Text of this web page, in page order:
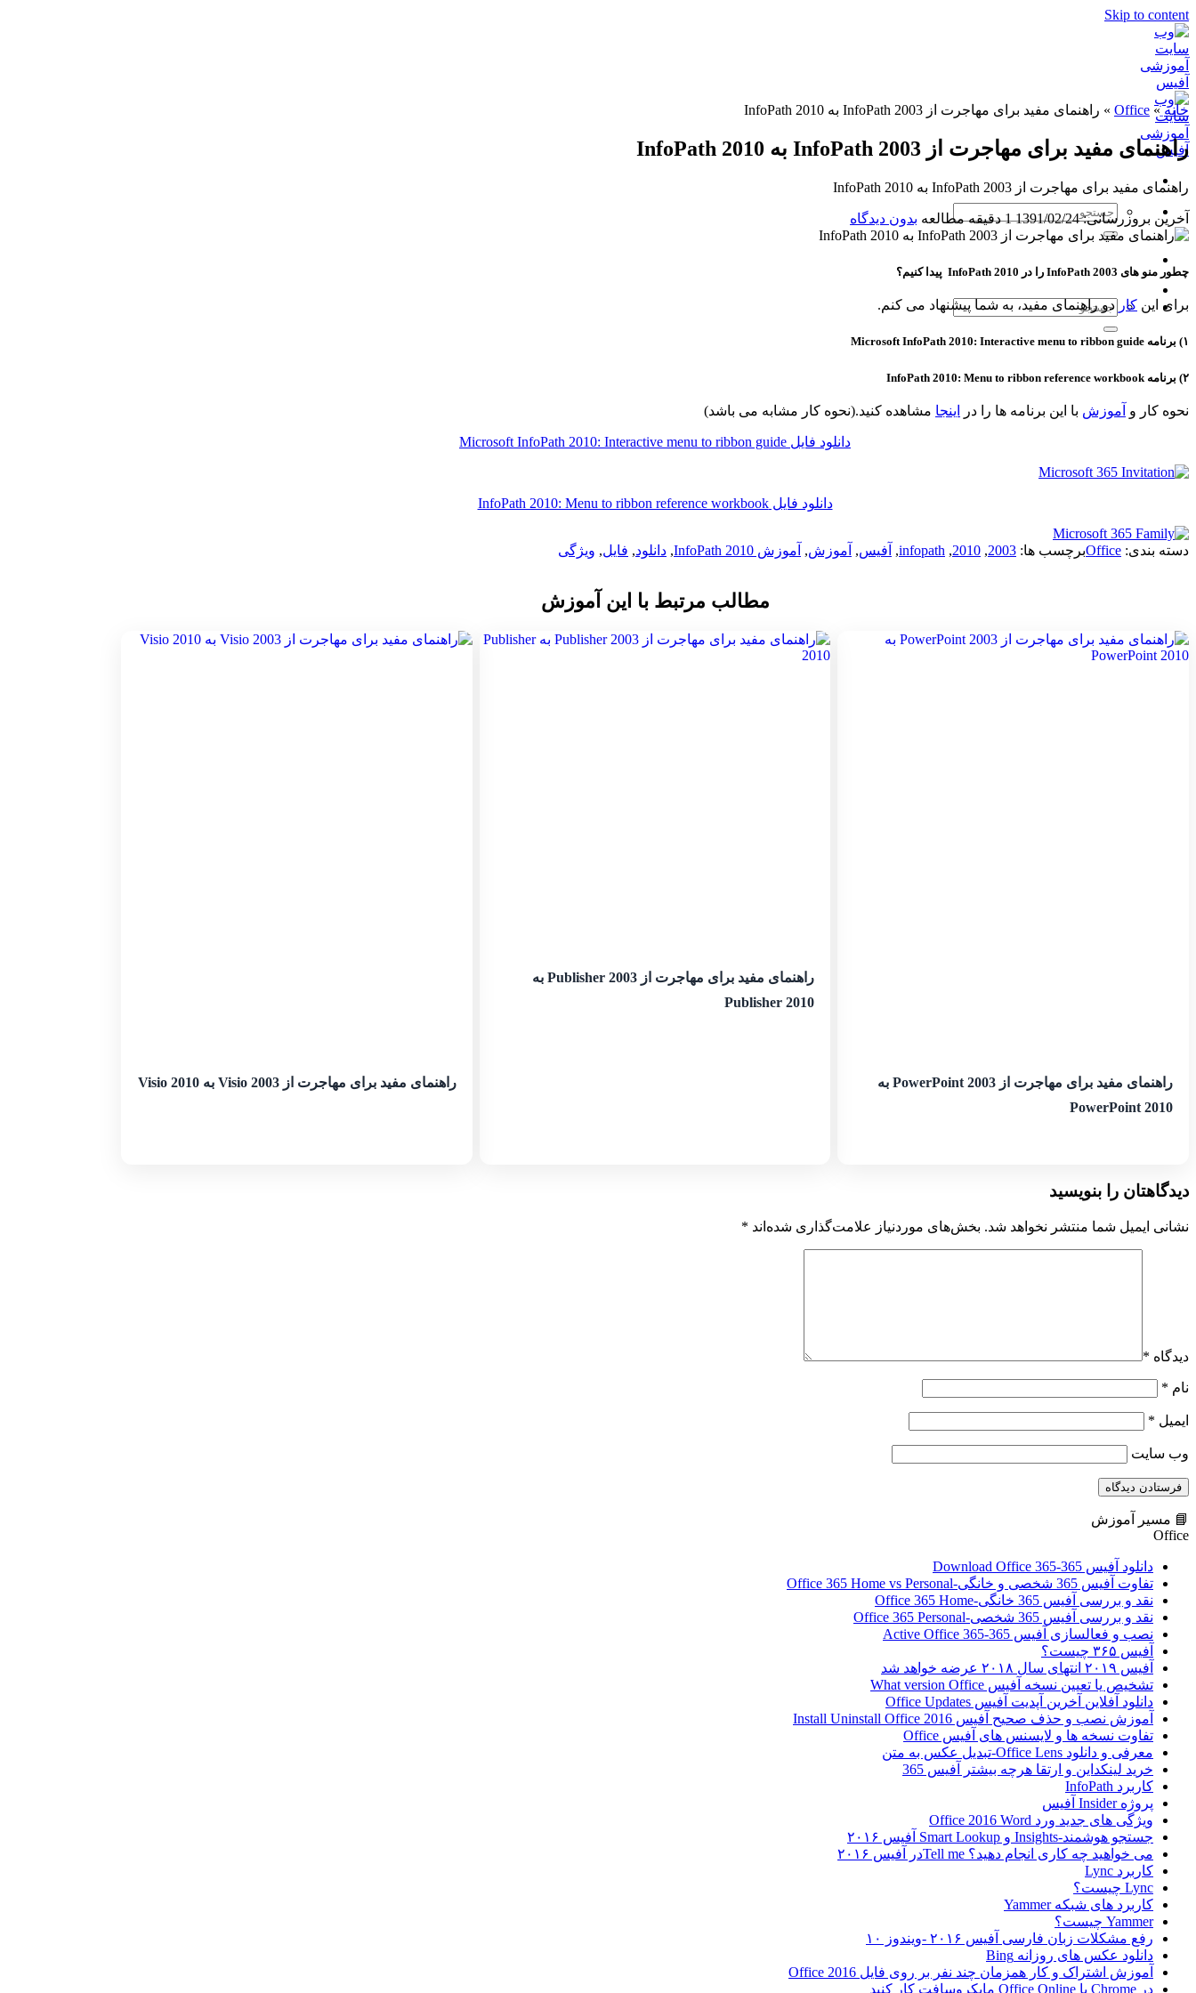
Skip to content
خانه»
Office
» راهنمای مفید برای مهاجرت از InfoPath 2003 به InfoPath 2010
راهنمای مفید برای مهاجرت از InfoPath 2003 به InfoPath 2010
راهنمای مفید برای مهاجرت از InfoPath 2003 به InfoPath 2010
آخرین بروزرسانی: 1391/02/24 1 دقیقه مطالعه بدون دیدگاه
چطور منو های InfoPath 2003 را در InfoPath 2010 پیدا کنیم؟
برای این کار دو راهنمای مفید، به شما پیشنهاد می کنم.
۱) برنامه Microsoft InfoPath 2010: Interactive menu to ribbon guide
۲) برنامه InfoPath 2010: Menu to ribbon reference workbook
نحوه کار و آموزش با این برنامه ها را در اینجا مشاهده کنید.(نحوه کار مشابه می باشد)
دانلود فایل Microsoft InfoPath 2010: Interactive menu to ribbon guide
دانلود فایل InfoPath 2010: Menu to ribbon reference workbook
دسته بندی: Officeبرچسب ها: 2003
,
2010
,
infopath
, آفیس, آموزش, آموزش InfoPath 2010 , دانلود, فایل, ویژگی
مطالب مرتبط با این آموزش
راهنمای مفید برای مهاجرت از PowerPoint 2003 به
PowerPoint 2010
راهنمای مفید برای مهاجرت از Publisher 2003 به
Publisher 2010
راهنمای مفید برای مهاجرت از Visio 2003 به Visio 2010
دیدگاهتان را بنویسید
نشانی ایمیل شما منتشر نخواهد شد. بخش‌های موردنیاز علامت‌گذاری شده‌اند *
دیدگاه *
نام *
ایمیل *
وب‌ سایت
📘 مسیر آموزش
Office
دانلود آفیس 365-Download Office 365
تفاوت آفیس 365 شخصی و خانگی-Office 365 Home vs Personal
نقد و بررسی آفیس 365 خانگی-Office 365 Home
نقد و بررسی آفیس 365 شخصی-Office 365 Personal
نصب و فعالسازی آفیس 365-Active Office 365
آفیس ۳۶۵ چیست؟
آفیس ۲۰۱۹ انتهای سال ۲۰۱۸ عرضه خواهد شد
تشخیص یا تعیین نسخه آفیس What version Office
دانلود آفلاین آخرین آپدیت آفیس Office Updates
آموزش نصب و حذف صحیح آفیس Install Uninstall Office 2016
تفاوت نسخه ها و لایسنس های آفیس Office
معرفی و دانلود Office Lens-تبدیل عکس به متن
خرید لینکداین و ارتقا هرچه بیشتر آفیس 365
کاربرد InfoPath
پروژه Insider آفیس
ویژگی های جدید ورد Office 2016 Word
جستجو هوشمند-Insights و Smart Lookup آفیس ۲۰۱۶
می خواهید چه کاری انجام دهید؟ Tell meدر آفیس ۲۰۱۶
کاربرد Lync
Lync چیست؟
کاربرد های شبکه Yammer
Yammer چیست؟
رفع مشکلات زبان فارسی آفیس ۲۰۱۶ -ویندوز ۱۰
دانلود عکس های روزانه Bing
آموزش اشتراک و کار همزمان چند نفر بر روی فایل Office 2016
در Chrome با Office Online مایکروسافت کار کنید